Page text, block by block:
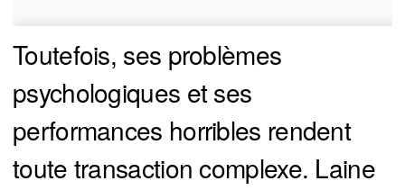
Toutefois, ses problèmes
psychologiques et ses
performances horribles rendent
toute transaction complexe. Laine